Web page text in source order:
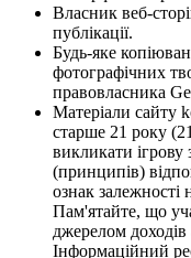
Власник веб-
публікації.
Будь-яке
фотографічних
правовласника
Матеріали сайту
старше 21 року
викликати
(принципів)
ознак залежності
Пам'ятайте, що
джерелом
Інформаційний